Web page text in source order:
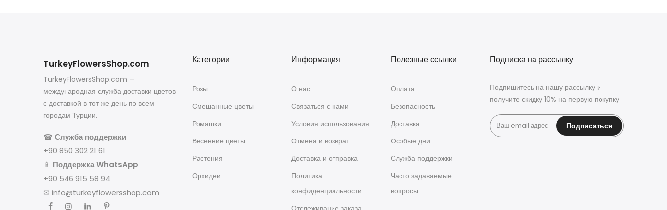
TurkeyFlowersShop.com
TurkeyFlowersShop.com —
международная служба доставки цветов
с доставкой в тот же день по всем
городам Турции.
☎ Служба поддержки
+90 850 302 21 61
📱 Поддержка WhatsApp
+90 546 915 58 94
✉ info@turkeyflowersshop.com
Категории
Розы
Смешанные цветы
Ромашки
Весенние цветы
Растения
Орхидеи
Информация
О нас
Связаться с нами
Условия использования
Отмена и возврат
Доставка и отправка
Политика
конфиденциальности
Отслеживание заказа
Полезные ссылки
Оплата
Безопасность
Доставка
Особые дни
Служба поддержки
Часто задаваемые
вопросы
Подписка на рассылку
Подпишитесь на нашу рассылку и
получите скидку 10% на первую покупку
Подписаться